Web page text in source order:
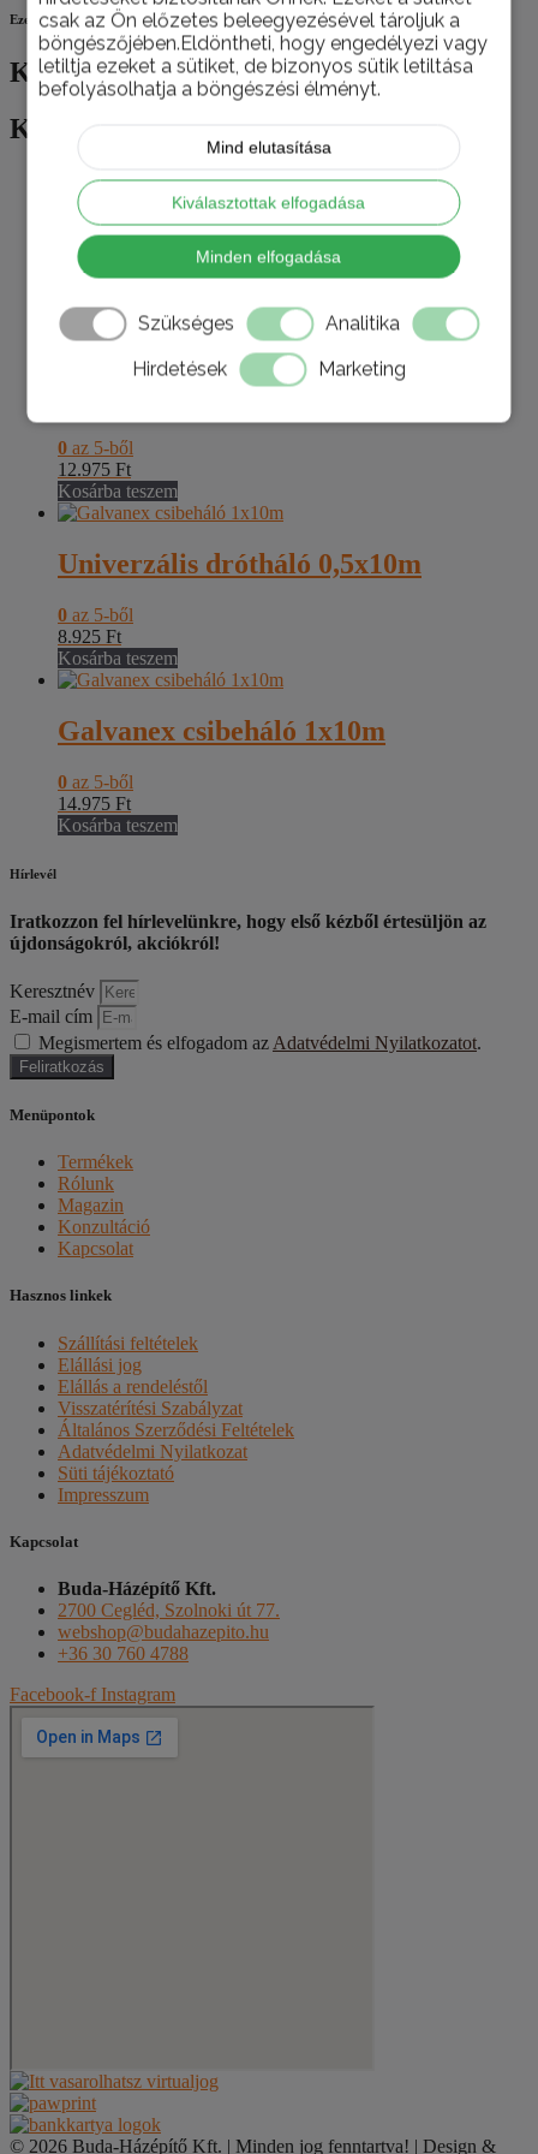
csak az Ön előzetes beleegyezésével tároljuk a
böngészőjében.Eldöntheti, hogy engedélyezi vagy
letiltja ezeket a sütiket, de bizonyos sütik letiltása
befolyásolhatja a böngészési élményt.
Mind elutasítása
Kiválasztottak elfogadása
Minden elfogadása
Szükséges
Analitika
Hirdetések
Marketing
Ezek is érdekelhetik
Kapcsolódó termékek
Kapcsolódó termékek
Keri szolár lámpa AMARYS
az 5-ből
2.375Ft
Kosárba teszem
Lombgyüjtő zsák 187l
0 az 5-ből
12.975 Ft
Kosárba teszem
Univerzális drótháló 0,5x10m
0 az 5-ből
8.925 Ft
Kosárba teszem
Galvanex csibeháló 1x10m
0 az 5-ből
14.975 Ft
Kosárba teszem
Hírlevél
Iratkozzon fel hírlevelünkre, hogy első kézből értesüljön az
újdonságokról, akciókról!
Keresztnév
E-mail cím
Megismertem és elfogadom az Adatvédelmi Nyilatkozatot.
Feliratkozás
Menüpontok
Termékek
Rólunk
Magazin
Konzultáció
Kapcsolat
Hasznos linkek
Szállítási feltételek
Elállási jog
Elállás a rendeléstől
Visszatérítési Szabályzat
Általános Szerződési Feltételek
Adatvédelmi Nyilatkozat
Süti tájékoztató
Impresszum
Kapcsolat
Buda-Házépítő Kft.
2700 Cegléd, Szolnoki út 77.
webshop@budahazepito.hu
+36 30 760 4788
Facebook-f Instagram
© 2026 Buda-Házépítő Kft. | Minden jog fenntartva! | Design &